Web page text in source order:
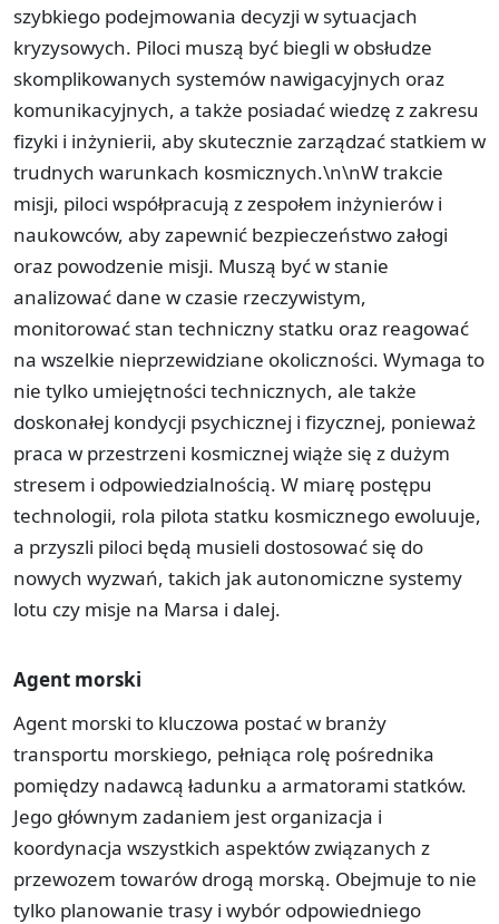
szybkiego podejmowania decyzji w sytuacjach
kryzysowych. Piloci muszą być biegli w obsłudze
skomplikowanych systemów nawigacyjnych oraz
komunikacyjnych, a także posiadać wiedzę z zakresu
fizyki i inżynierii, aby skutecznie zarządzać statkiem w
trudnych warunkach kosmicznych.\n\nW trakcie
misji, piloci współpracują z zespołem inżynierów i
naukowców, aby zapewnić bezpieczeństwo załogi
oraz powodzenie misji. Muszą być w stanie
analizować dane w czasie rzeczywistym,
monitorować stan techniczny statku oraz reagować
na wszelkie nieprzewidziane okoliczności. Wymaga to
nie tylko umiejętności technicznych, ale także
doskonałej kondycji psychicznej i fizycznej, ponieważ
praca w przestrzeni kosmicznej wiąże się z dużym
stresem i odpowiedzialnością. W miarę postępu
technologii, rola pilota statku kosmicznego ewoluuje,
a przyszli piloci będą musieli dostosować się do
nowych wyzwań, takich jak autonomiczne systemy
lotu czy misje na Marsa i dalej.
Agent morski
Agent morski to kluczowa postać w branży
transportu morskiego, pełniąca rolę pośrednika
pomiędzy nadawcą ładunku a armatorami statków.
Jego głównym zadaniem jest organizacja i
koordynacja wszystkich aspektów związanych z
przewozem towarów drogą morską. Obejmuje to nie
tylko planowanie trasy i wybór odpowiedniego